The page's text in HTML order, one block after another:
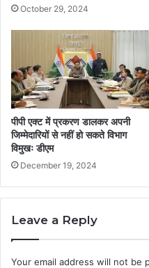
October 29, 2024
पीपी एक्ट में प्रकरण डालकर अपनी
जिम्मेदारियों से नहीं हो सकते विभाग
विमुखः डीएम
December 19, 2024
Leave a Reply
Your email address will not be